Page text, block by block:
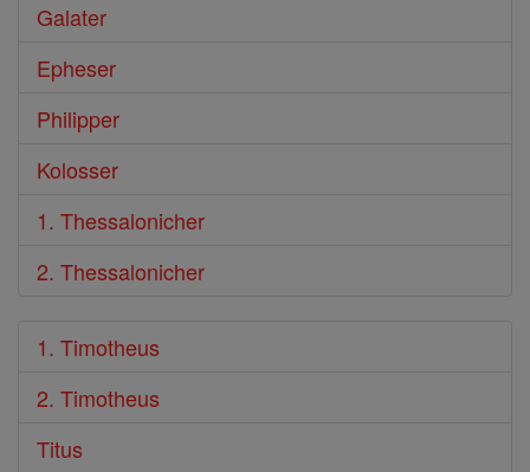
Galater
Epheser
Philipper
Kolosser
1. Thessalonicher
2. Thessalonicher
1. Timotheus
2. Timotheus
Titus